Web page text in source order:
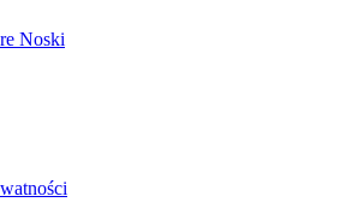
Noski